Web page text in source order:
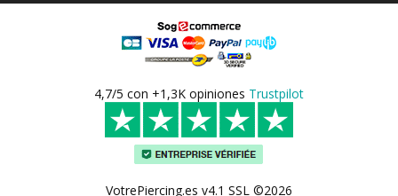
4,7/5 con +1,3K opiniones Trustpilot
VotrePiercing.es v4.1 SSL ©2026